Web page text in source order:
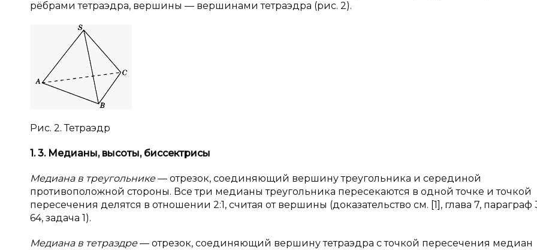
рёбрами тетраэдра, вершины — вершинами тетраэдра (рис. 2).
Рис. 2. Тетраэдр
1. 3. Медианы, высоты, биссектрисы
Медиана в треугольнике— отрезок, соединяющий вершину треугольника и серединой
противоположной стороны. Все три медианы треугольника пересекаются в одной точке и точкой
пересечения делятся в отношении 2:1, считая от вершины (доказательство см. [1], глава 7, параграф
64, задача 1).
Медиана в тетраэдре— отрезок, соединяющий вершину тетраэдра с точкой пересечения медиан